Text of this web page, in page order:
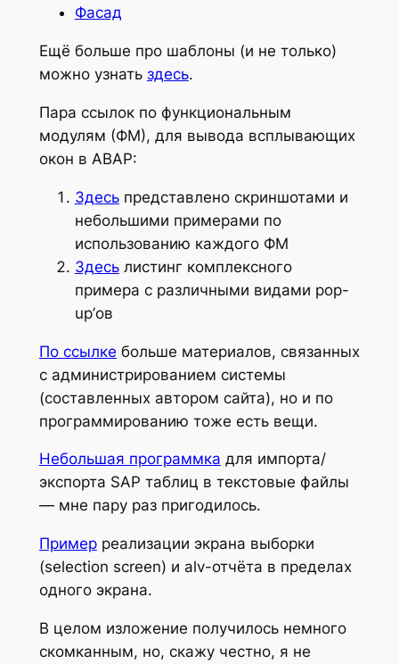
Фасад
Ещё больше про шаблоны (и не только)
можно узнать здесь.
Пара ссылок по функциональным
модулям (ФМ), для вывода всплывающих
окон в АВАР:
Здесьпредставлено скриншотами и
небольшими примерами по
использованию каждого ФМ
Здесьлистинг комплексного
примера с различными видами pop-
up’ов
По ссылке больше материалов, связанных
с администрированием системы
(составленных автором сайта), но и по
программированию тоже есть вещи.
Небольшая программка для импорта/
экспорта SAP таблиц в текстовые файлы
— мне пару раз пригодилось.
Примерреализации экрана выборки
(selection screen) и alv-отчёта в пределах
одного экрана.
В целом изложение получилось немного
скомканным, но, скажу честно, я не